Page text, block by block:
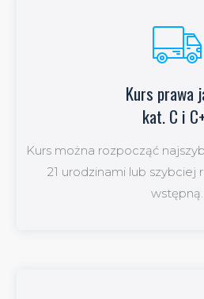
Kurs prawa
kat. C i
Kurs można rozpocząć
21 urodzinami lub szybciej
wstępną.
Kurs prawa
więcej